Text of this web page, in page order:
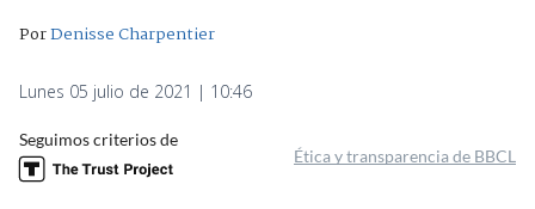
PorDenisse Charpentier
Lunes 05 julio de 2021 | 10:46
Seguimos criterios de
Ética y transparencia de BBCL